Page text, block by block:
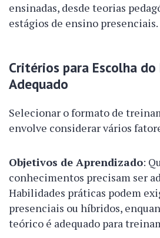
ensinadas, desde teorias
estágios de ensino presenciais.
Critérios para Escolha
Adequado
Selecionar o formato de
envolve considerar vários
Objetivos de Aprendizado:
conhecimentos precisam ser
Habilidades práticas podem
presenciais ou híbridos,
teórico é adequado para